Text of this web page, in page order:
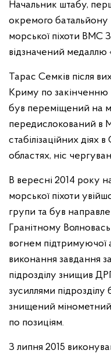
Начальник штабу,
окремого батальйону
морської піхоти ВМС
відзначений медаллю
Тарас Семків після
Криму по закінченню
був переміщений на
передислокований в
стабілізаційних діях
областях, ніс
В вересні 2014 року
морської піхоти
групи та був
Гранітному
вогнем підтримуючої
виконання завдання
підрозділу знищив
зусиллями
знищений мінометний
по позиціям.
З липня 2015